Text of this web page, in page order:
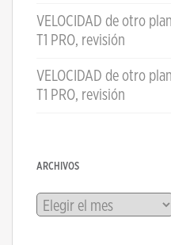
VELOCIDAD de otro
T1 PRO, revisión
VELOCIDAD de otro
T1 PRO, revisión
ARCHIVOS
Archivos